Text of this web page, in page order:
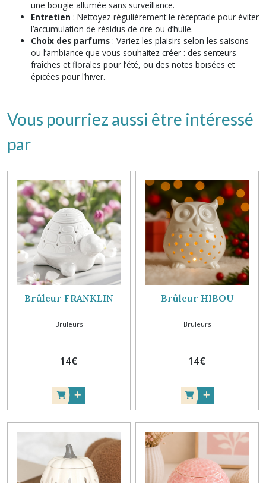
une bougie allumée sans surveillance.
Entretien : Nettoyez régulièrement le réceptacle pour éviter
l’accumulation de résidus de cire ou d’huile.
Choix des parfums : Variez les plaisirs selon les saisons
ou l’ambiance que vous souhaitez créer : des senteurs
fraîches et florales pour l’été, ou des notes boisées et
épicées pour l’hiver.
Vous pourriez aussi être intéressé
par
Brûleur FRANKLIN
Bruleurs
14€
Brûleur HIBOU
Bruleurs
14€